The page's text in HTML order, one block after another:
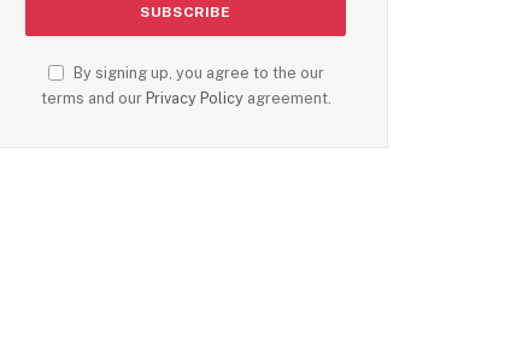
By signing up, you agree to the our
terms and our Privacy Policyagreement.